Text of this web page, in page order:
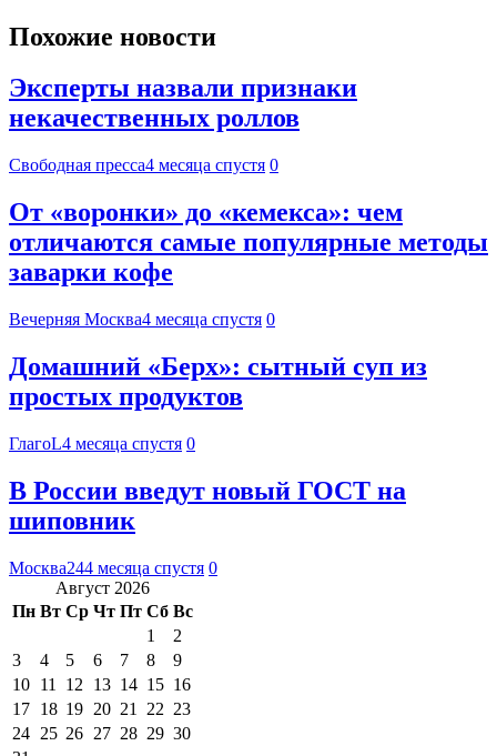
Похожие новости
Эксперты назвали признаки
некачественных роллов
Свободная пресса4 месяца спустя 0
От «воронки» до «кемекса»: чем
отличаются самые популярные методы
заварки кофе
Вечерняя Москва4 месяца спустя 0
Домашний «Берх»: сытный суп из
простых продуктов
ГлагоL4 месяца спустя 0
В России введут новый ГОСТ на
шиповник
Москва244 месяца спустя 0
Август 2026
Пн Вт Ср Чт Пт Сб Вс
1
2
3
4 5 6 7 8
9
10 11 12 13 14 15 16
17 18 19 20 21 22 23
24 25 26 27 28 29 30